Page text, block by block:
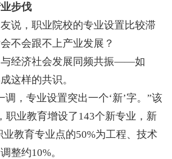
步伐
，职业院校的专业设置比较滞
不会跟不上产业发展？
经济社会发展同频共振——如
这样的共识。
，专业设置突出一个‘新’字。”该
职业教育增设了143个新专业，新
教育专业点的50%为工程、技术
整约10%。